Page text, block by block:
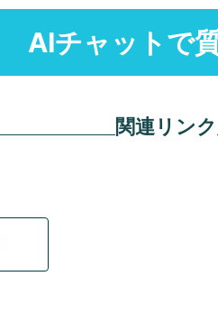
AIチャットで
関連リンク